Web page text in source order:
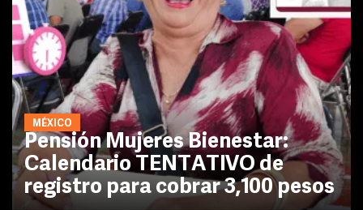
MÉXICO
Pensión Mujeres Bienestar:
Calendario TENTATIVO de
registro para cobrar 3,100 pesos